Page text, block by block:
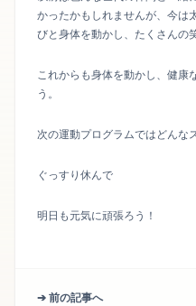
かったかもしれませんが、今は
びと身体を動かし、たくさんの
これからも身体を動かし、健康
う。
次の運動プログラムではどんな
ぐっすり休んで
明日も元気に頑張ろう！
➔ 前の記事へ